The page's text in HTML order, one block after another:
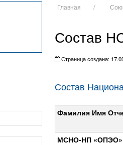
Главная
Состав
Страница создана:
Состав
Фамилия Имя
МСНО-НП «ОПЭО»